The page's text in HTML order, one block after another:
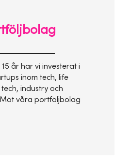
år har vi investerat i
inom tech, life
industry och
våra portföljbolag